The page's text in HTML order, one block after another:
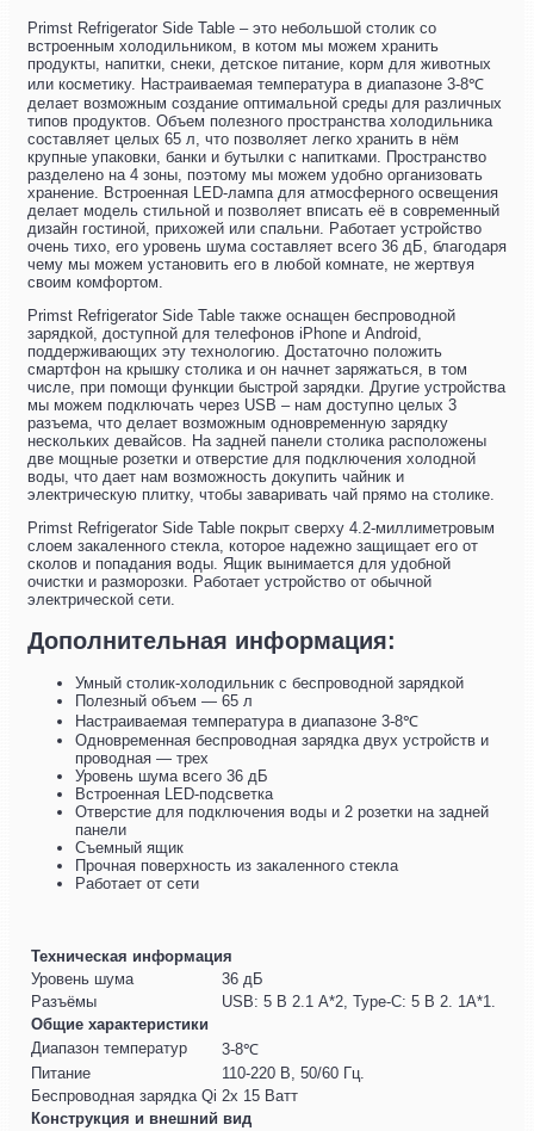
Primst Refrigerator Side Table – это небольшой столик со
встроенным холодильником, в котом мы можем хранить
продукты, напитки, снеки, детское питание, корм для животных
или косметику. Настраиваемая температура в диапазоне 3-8℃
делает возможным создание оптимальной среды для различных
типов продуктов. Объем полезного пространства холодильника
составляет целых 65 л, что позволяет легко хранить в нём
крупные упаковки, банки и бутылки с напитками. Пространство
разделено на 4 зоны, поэтому мы можем удобно организовать
хранение. Встроенная LED-лампа для атмосферного освещения
делает модель стильной и позволяет вписать её в современный
дизайн гостиной, прихожей или спальни. Работает устройство
очень тихо, его уровень шума составляет всего 36 дБ, благодаря
чему мы можем установить его в любой комнате, не жертвуя
своим комфортом.
Primst Refrigerator Side Table также оснащен беспроводной
зарядкой, доступной для телефонов iPhone и Android,
поддерживающих эту технологию. Достаточно положить
смартфон на крышку столика и он начнет заряжаться, в том
числе, при помощи функции быстрой зарядки. Другие устройства
мы можем подключать через USB – нам доступно целых 3
разъема, что делает возможным одновременную зарядку
нескольких девайсов. На задней панели столика расположены
две мощные розетки и отверстие для подключения холодной
воды, что дает нам возможность докупить чайник и
электрическую плитку, чтобы заваривать чай прямо на столике.
Primst Refrigerator Side Table покрыт сверху 4.2-миллиметровым
слоем закаленного стекла, которое надежно защищает его от
сколов и попадания воды. Ящик вынимается для удобной
очистки и разморозки. Работает устройство от обычной
электрической сети.
Дополнительная информация:
Умный столик-холодильник с беспроводной зарядкой
Полезный объем — 65 л
Настраиваемая температура в диапазоне 3-8℃
Одновременная беспроводная зарядка двух устройств и
проводная — трех
Уровень шума всего 36 дБ
Встроенная LED-подсветка
Отверстие для подключения воды и 2 розетки на задней
панели
Съемный ящик
Прочная поверхность из закаленного стекла
Работает от сети
Техническая информация
Уровень шума
36 дБ
Разъёмы
USB: 5 В 2.1 A*2, Type-C: 5 В 2. 1A*1.
Общие характеристики
Диапазон температур
3-8℃
Питание
110-220 В, 50/60 Гц.
Беспроводная зарядка Qi 2х 15 Ватт
Конструкция и внешний вид